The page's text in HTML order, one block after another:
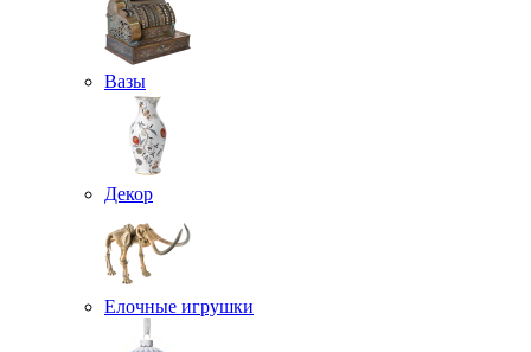
Вазы
Декор
Елочные игрушки